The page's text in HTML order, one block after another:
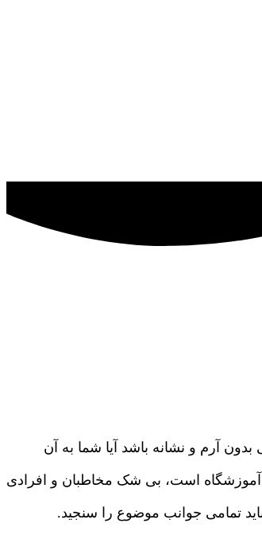
آرم و نشانه باشد آیا شما به آن
آموزشگاه است، بی شک مخاطبان و افرادی
تمامی جوانب موضوع را سنجید.